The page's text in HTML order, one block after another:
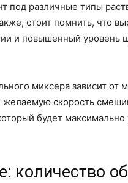
под различные типы
стоит помнить, что
и повышенный уровень
миксера зависит от
скорость
будет
количество